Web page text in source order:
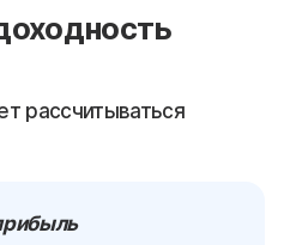
рассчитываться